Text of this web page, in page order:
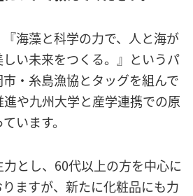
海藻と科学の力で、人と海が
い未来をつくる。』というパ
・糸島漁協とタッグを組んで
や九州大学と産学連携での原
います。
とし、60代以上の方を中心に
ますが、新たに化粧品にも力